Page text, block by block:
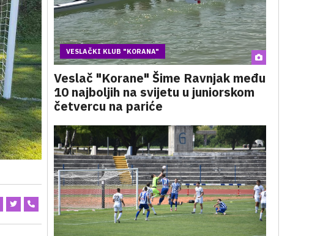
VESLAČKI KLUB "KORANA"
Veslač "Korane" Šime Ravnjak među
10 najboljih na svijetu u juniorskom
četvercu na pariće